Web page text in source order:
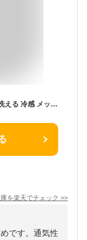
レビュー投稿で90日延長保証!!adidas 洗濯機で洗える 冷感 メッシュキャップ 54〜60cm CCT ひんやり 冷たい 接触冷感 洗える帽子 熱中症対策 紫外線対策 日よけ スポーツ 男性 メンズ 女性 レディース ユニセックス 春夏秋 アディダス 262-011003 帽子 メール便送料無料
を楽天でチェック >>
です。通気性